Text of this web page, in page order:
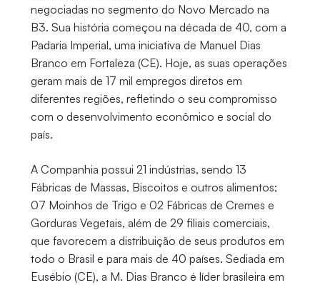
negociadas no segmento do Novo Mercado na
B3. Sua história começou na década de 40, com a
Padaria Imperial, uma iniciativa de Manuel Dias
Branco em Fortaleza (CE). Hoje, as suas operações
geram mais de 17 mil empregos diretos em
diferentes regiões, refletindo o seu compromisso
com o desenvolvimento econômico e social do
país.
A Companhia possui 21 indústrias, sendo 13
Fábricas de Massas, Biscoitos e outros alimentos;
07 Moinhos de Trigo e 02 Fábricas de Cremes e
Gorduras Vegetais, além de 29 filiais comerciais,
que favorecem a distribuição de seus produtos em
todo o Brasil e para mais de 40 países. Sediada em
Eusébio (CE), a M. Dias Branco é líder brasileira em